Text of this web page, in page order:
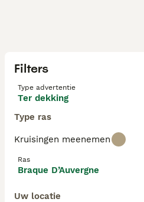
Filters
Type advertentie
Ter dekking
Type ras
Kruisingen meenemen
Ras
Braque D’Auvergne
Uw locatie